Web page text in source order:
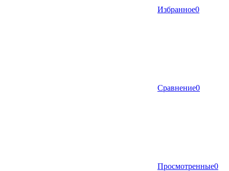
Избранное0
Сравнение0
Просмотренные0